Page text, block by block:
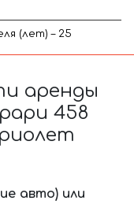
(лет) – 25
аренды
458
авто) или